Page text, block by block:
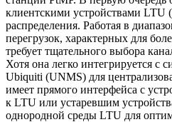
клиентскими устройствами LTU
распределения. Работая в
перегрузок, характерных для
требует тщательного выбора
Хотя она легко интегрируется с
Ubiquiti (UNMS) для
имеет прямого интерфейса с
к LTU или устаревшим
однородной среды LTU для